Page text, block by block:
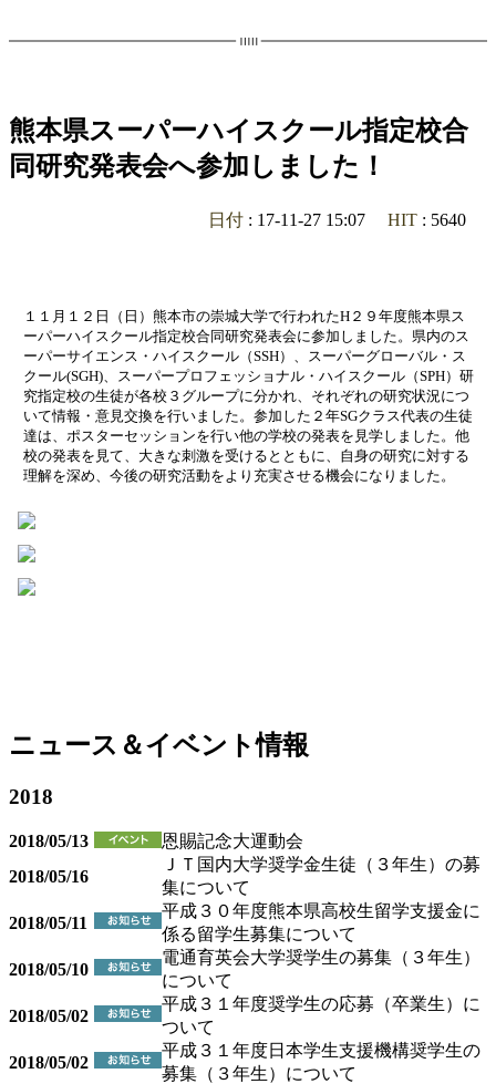
熊本県スーパーハイスクール指定校合
同研究発表会へ参加しました！
日付 : 17-11-27 15:07 HIT : 5640
１１月１２日（日）熊本市の崇城大学で行われたH２９年度熊本県ス
ーパーハイスクール指定校合同研究発表会に参加しました。県内のス
ーパーサイエンス・ハイスクール（SSH）、スーパーグローバル・ス
クール(SGH)、スーパープロフェッショナル・ハイスクール（SPH）研
究指定校の生徒が各校３グループに分かれ、それぞれの研究状況につ
いて情報・意見交換を行いました。参加した２年SGクラス代表の生徒
達は、ポスターセッションを行い他の学校の発表を見学しました。他
校の発表を見て、大きな刺激を受けるとともに、自身の研究に対する
理解を深め、今後の研究活動をより充実させる機会になりました。
ニュース＆イベント情報
2018
2018/05/13
恩賜記念大運動会
2018/05/16
ＪＴ国内大学奨学金生徒（３年生）の募
集について
2018/05/11
平成３０年度熊本県高校生留学支援金に
係る留学生募集について
2018/05/10
電通育英会大学奨学生の募集（３年生）
について
2018/05/02
平成３１年度奨学生の応募（卒業生）に
ついて
2018/05/02
平成３１年度日本学生支援機構奨学生の
募集（３年生）について